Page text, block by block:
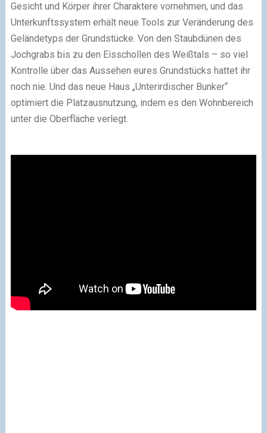
Gesicht und Körper ihrer Charaktere vornehmen, und das
Unterkunftssystem erhält neue Tools zur Veränderung des
Geländetyps der Grundstücke. Von den Staubdünen des
Jochgrabs bis zu den Eisschollen des Weißtals – so viel
Kontrolle über das Aussehen eures Grundstücks hattet ihr
noch nie. Und das neue Haus „Unterirdischer Bunker“
optimiert die Platzausnutzung, indem es den Wohnbereich
unter die Oberfläche verlegt.